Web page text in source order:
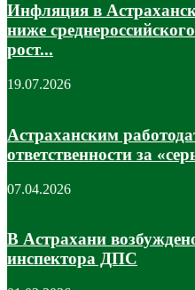
Инфляция в
ниже
рост...
19.07.2026
Астраханским
ответственности за
07.04.2026
В Астрахани
инспектора ДПС